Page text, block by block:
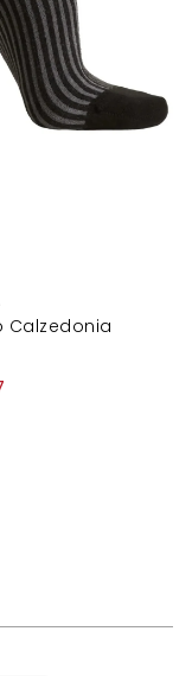
Calzedonia